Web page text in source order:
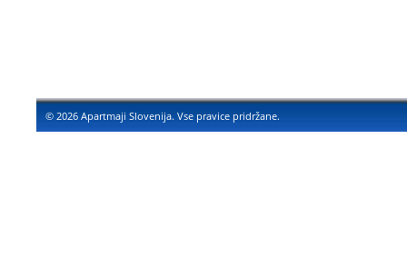
© 2026 Apartmaji Slovenija. Vse pravice pridržane.